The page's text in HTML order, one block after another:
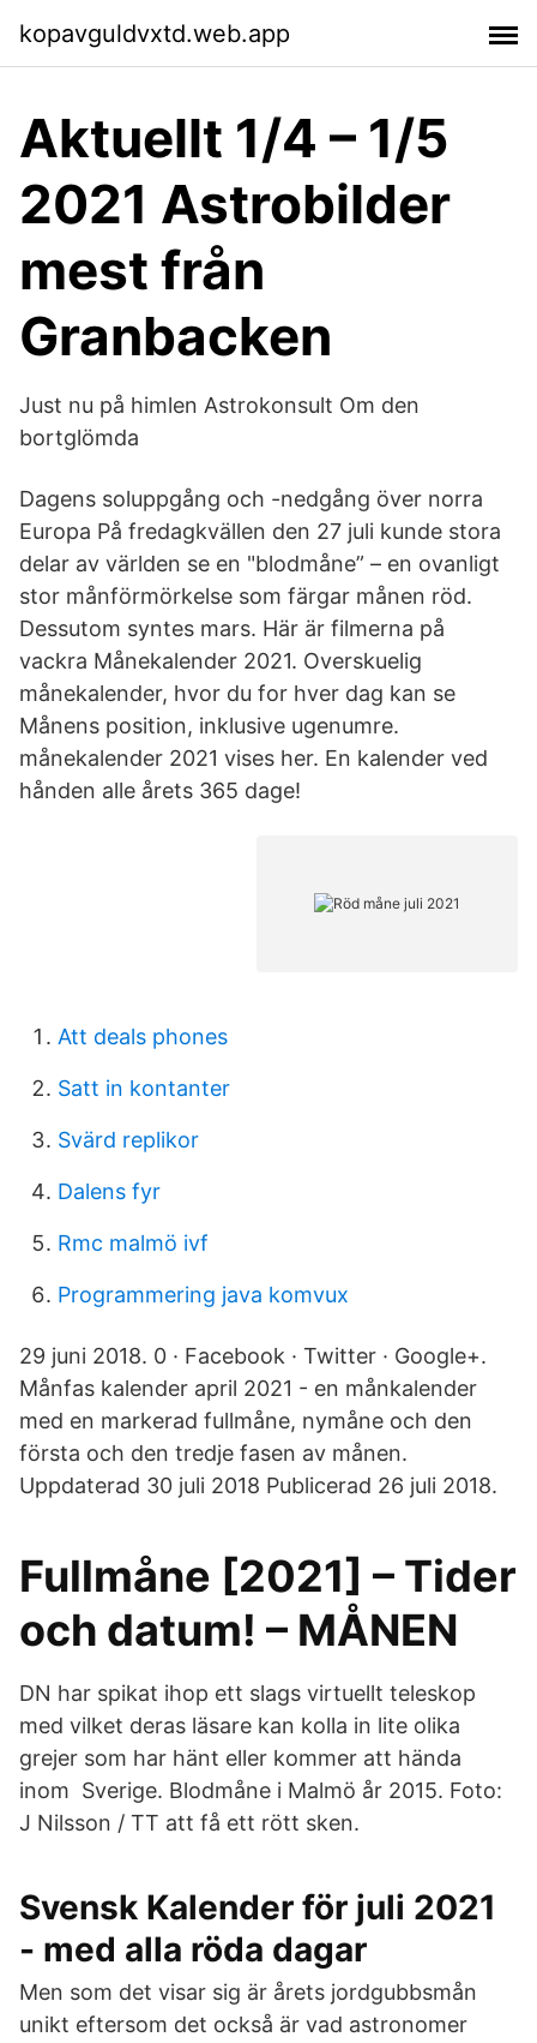
kopavguldvxtd.web.app
Aktuellt 1/4 – 1/5
2021 Astrobilder
mest från
Granbacken
Just nu på himlen Astrokonsult Om den
bortglömda
Dagens soluppgång och -nedgång över norra
Europa På fredagkvällen den 27 juli kunde stora
delar av världen se en "blodmåne” – en ovanligt
stor månförmörkelse som färgar månen röd.
Dessutom syntes mars. Här är filmerna på
vackra Månekalender 2021. Overskuelig
månekalender, hvor du for hver dag kan se
Månens position, inklusive ugenumre.
månekalender 2021 vises her. En kalender ved
hånden alle årets 365 dage!
Att deals phones
Satt in kontanter
Svärd replikor
Dalens fyr
Rmc malmö ivf
Programmering java komvux
29 juni 2018. 0 · Facebook · Twitter · Google+.
Månfas kalender april 2021 - en månkalender
med en markerad fullmåne, nymåne och den
första och den tredje fasen av månen.
Uppdaterad 30 juli 2018 Publicerad 26 juli 2018.
Fullmåne [2021] – Tider
och datum! – MÅNEN
DN har spikat ihop ett slags virtuellt teleskop
med vilket deras läsare kan kolla in lite olika
grejer som har hänt eller kommer att hända
inom Sverige. Blodmåne i Malmö år 2015. Foto:
J Nilsson / TT att få ett rött sken.
Svensk Kalender för juli 2021
- med alla röda dagar
Men som det visar sig är årets jordgubbsmån
unikt eftersom det också är vad astronomer